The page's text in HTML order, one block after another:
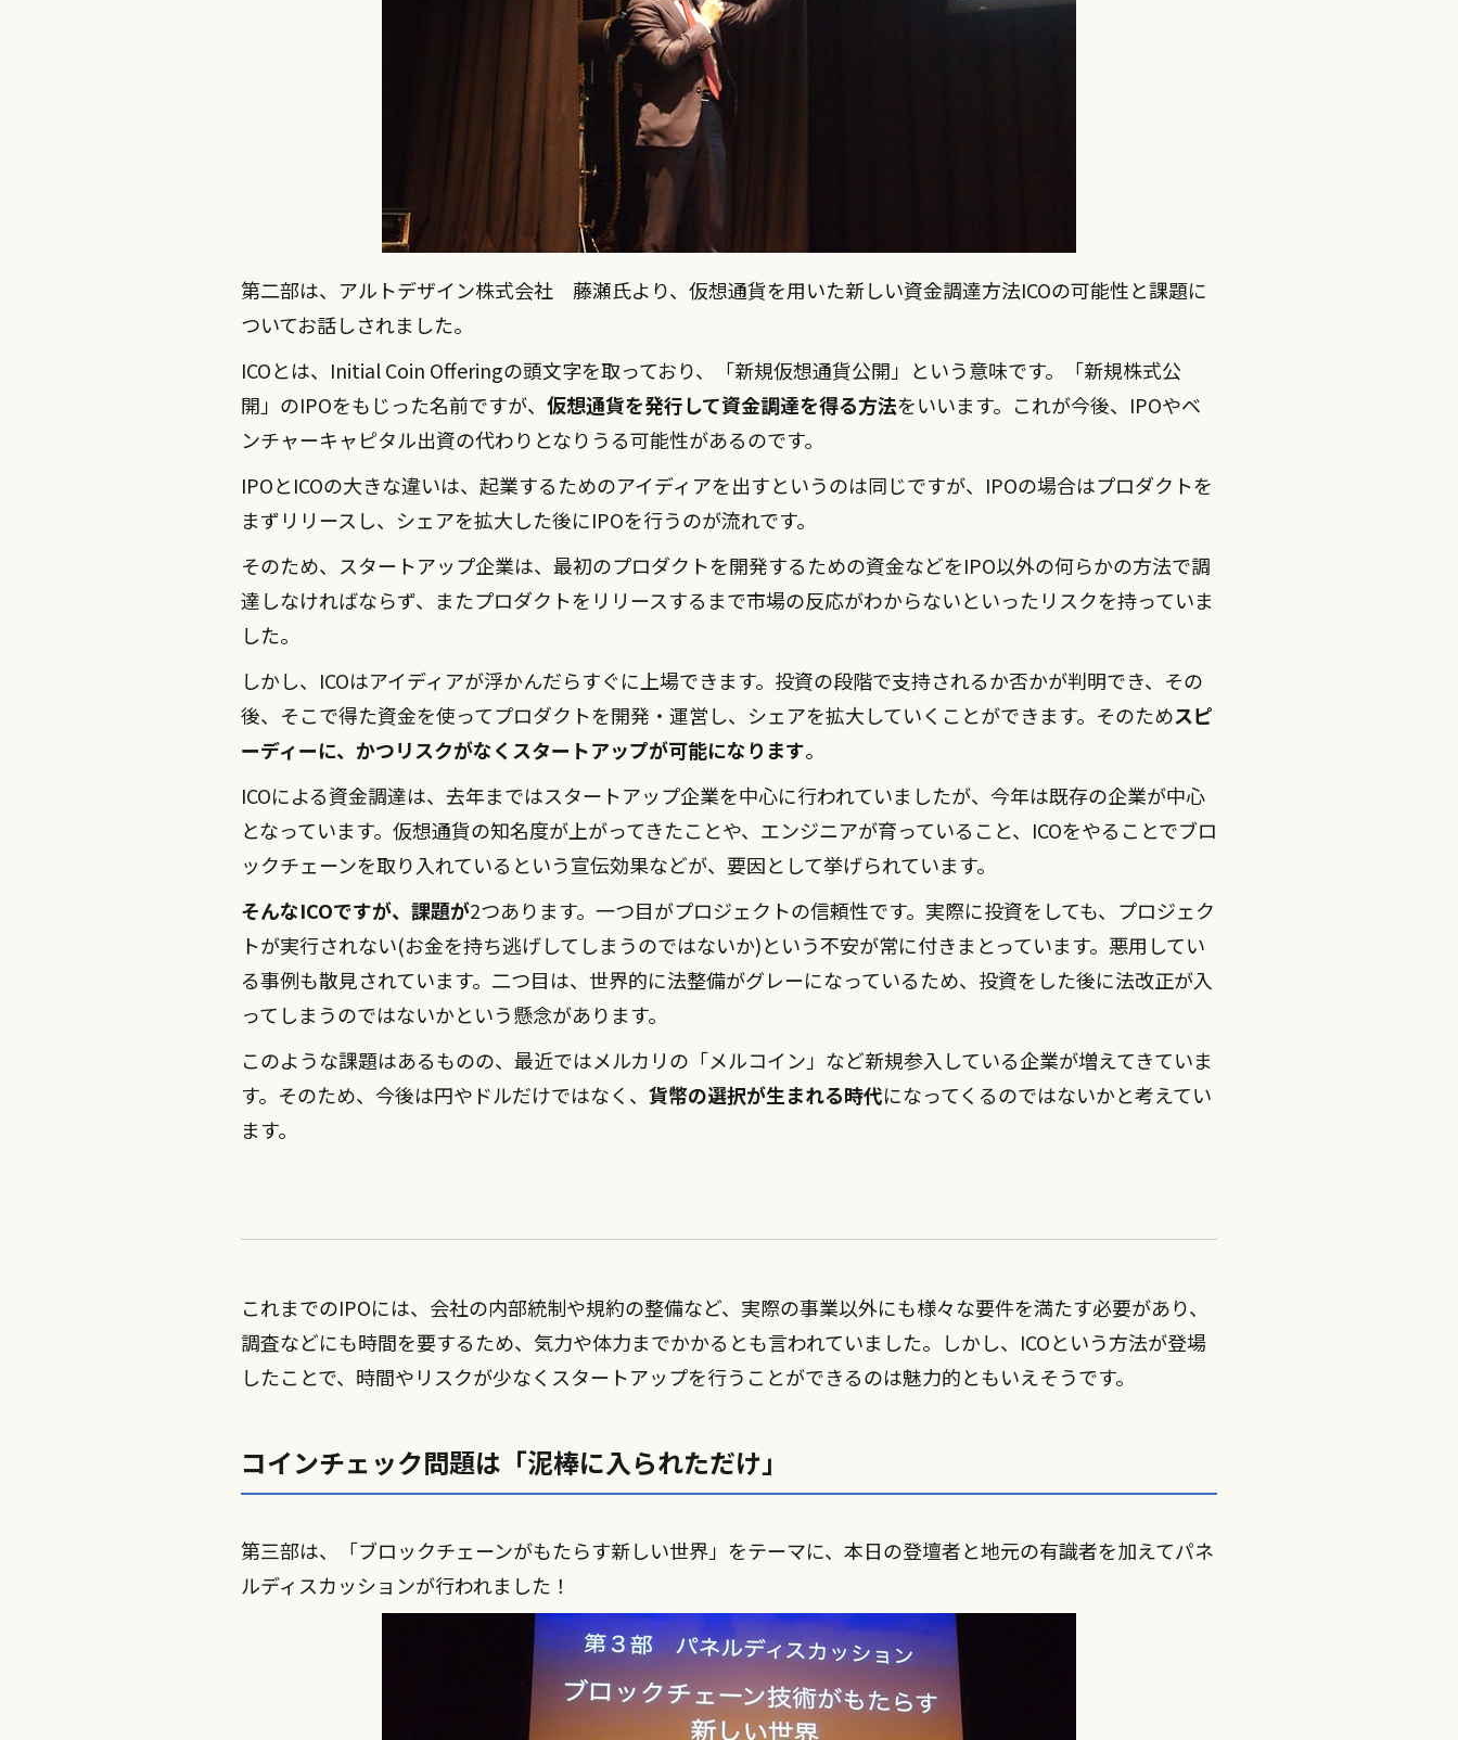
第二部は、アルトデザイン株式会社 藤瀬氏より、仮想通貨を用いた新しい資金調達方法ICOの可能性と課題に
ついてお話しされました。
ICOとは、Initial Coin Offeringの頭文字を取っており、「新規仮想通貨公開」という意味です。「新規株式公
開」のIPOをもじった名前ですが、 仮想通貨を発行して資金調達を得る方法をいいます。これが今後、IPOやベ
ンチャーキャピタル出資の代わりとなりうる可能性があるのです。
IPOとICOの大きな違いは、起業するためのアイディアを出すというのは同じですが、IPOの場合はプロダクトを
まずリリースし、シェアを拡大した後にIPOを行うのが流れです。
そのため、スタートアップ企業は、最初のプロダクトを開発するための資金などをIPO以外の何らかの方法で調
達しなければならず、またプロダクトをリリースするまで市場の反応がわからないといったリスクを持っていま
した。
しかし、ICOはアイディアが浮かんだらすぐに上場できます。投資の段階で支持されるか否かが判明でき、その
後、そこで得た資金を使ってプロダクトを開発・運営し、シェアを拡大していくことができます。そのためスピ
ーディーに、かつリスクがなくスタートアップが可能になります。
ICOによる資金調達は、去年まではスタートアップ企業を中心に行われていましたが、今年は既存の企業が中心
となっています。仮想通貨の知名度が上がってきたことや、エンジニアが育っていること、ICOをやることでブロ
ックチェーンを取り入れているという宣伝効果などが、要因として挙げられています。
そんなICOですが、課題が2つあります。一つ目がプロジェクトの信頼性です。実際に投資をしても、プロジェク
トが実行されない(お金を持ち逃げしてしまうのではないか)という不安が常に付きまとっています。悪用してい
る事例も散見されています。二つ目は、世界的に法整備がグレーになっているため、投資をした後に法改正が入
ってしまうのではないかという懸念があります。
このような課題はあるものの、最近ではメルカリの「メルコイン」など新規参入している企業が増えてきていま
す。そのため、今後は円やドルだけではなく、 貨幣の選択が生まれる時代になってくるのではないかと考えてい
ます。
これまでのIPOには、会社の内部統制や規約の整備など、実際の事業以外にも様々な要件を満たす必要があり、
調査などにも時間を要するため、気力や体力までかかるとも言われていました。しかし、ICOという方法が登場
したことで、時間やリスクが少なくスタートアップを行うことができるのは魅力的ともいえそうです。
コインチェック問題は「泥棒に入られただけ」
第三部は、「ブロックチェーンがもたらす新しい世界」をテーマに、本日の登壇者と地元の有識者を加えてパネ
ルディスカッションが行われました！